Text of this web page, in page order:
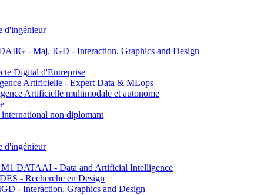
d'ingénieur
- Maj. IGD - Interaction, Graphics and Design
Digital d'Entreprise
Artificielle - Expert Data & MLops
Artificielle multimodale et autonome
non diplomant
d'ingénieur
DATAAI - Data and Artificial Intelligence
- Recherche en Design
- Interaction, Graphics and Design